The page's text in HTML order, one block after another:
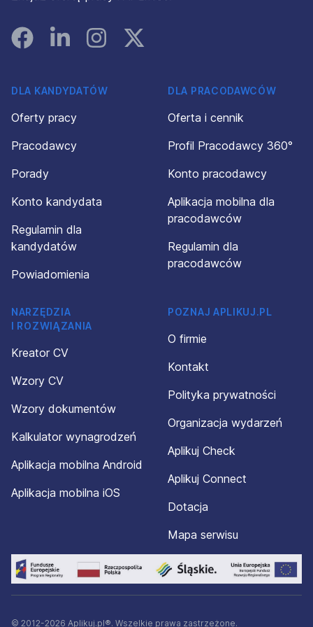
FacebookLinked InInstagramInstagram
DLA KANDYDATÓW
Oferty pracy
Pracodawcy
Porady
Konto kandydata
Regulamin dla
kandydatów
Powiadomienia
DLA PRACODAWCÓW
Oferta i cennik
Profil Pracodawcy 360°
Konto pracodawcy
Aplikacja mobilna dla
pracodawców
Regulamin dla
pracodawców
NARZĘDZIA
I ROZWIĄZANIA
Kreator CV
Wzory CV
Wzory dokumentów
Kalkulator wynagrodzeń
Aplikacja mobilna Android
Aplikacja mobilna iOS
POZNAJ APLIKUJ.PL
O firmie
Kontakt
Polityka prywatności
Organizacja wydarzeń
Aplikuj Check
Aplikuj Connect
Dotacja
Mapa serwisu
© 2012-2026 Aplikuj.pl®. Wszelkie prawa zastrzeżone.